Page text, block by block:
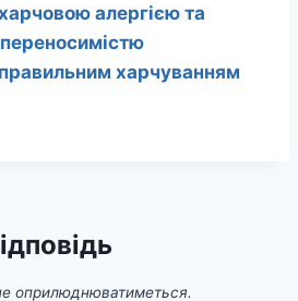
алергією та
харчуванням
оприлюднюватиметься.